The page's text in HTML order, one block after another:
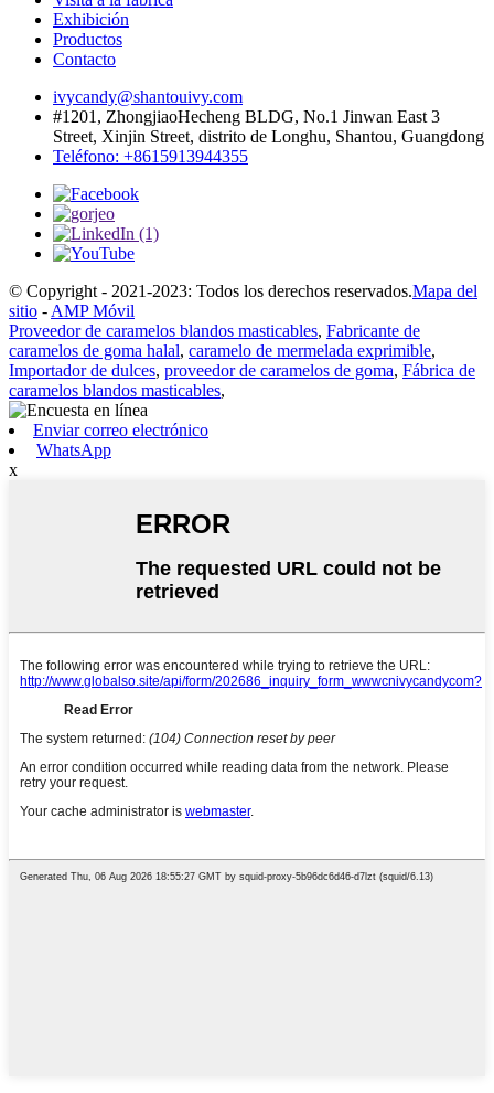
Exhibición
Productos
Contacto
ivycandy@shantouivy.com
#1201, ZhongjiaoHecheng BLDG, No.1 Jinwan East 3
Street, Xinjin Street, distrito de Longhu, Shantou, Guangdong
Teléfono: +8615913944355
© Copyright - 2021-2023: Todos los derechos reservados.Mapa del
sitio - AMP Móvil
Proveedor de caramelos blandos masticables, Fabricante de
caramelos de goma halal, caramelo de mermelada exprimible,
Importador de dulces, proveedor de caramelos de goma, Fábrica de
caramelos blandos masticables,
Enviar correo electrónico
WhatsApp
x